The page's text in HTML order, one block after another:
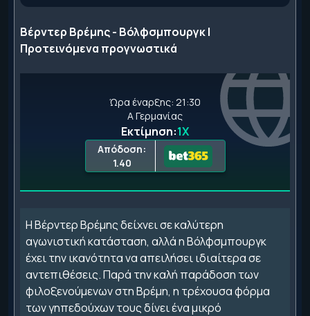
Βέρντερ Βρέμης - Βόλφσμπουργκ |
Προτεινόμενα προγνωστικά
Ώρα έναρξης: 21:30
Α Γερμανίας
Εκτίμηση:1X
Απόδοση:
1.40
Η Βέρντερ Βρέμης δείχνει σε καλύτερη
αγωνιστική κατάσταση, αλλά η Βόλφσμπουργκ
έχει την ικανότητα να απειλήσει ιδιαίτερα σε
αντεπιθέσεις. Παρά την καλή παράδοση των
φιλοξενούμενων στη Βρέμη, η τρέχουσα φόρμα
των γηπεδούχων τους δίνει ένα μικρό